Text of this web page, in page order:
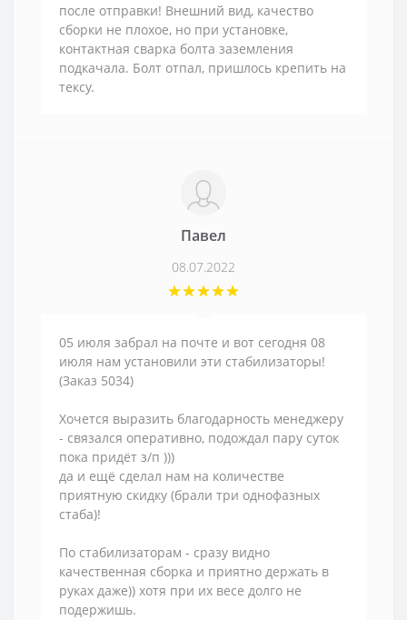
после отправки! Внешний вид, качество
сборки не плохое, но при установке,
контактная сварка болта заземления
подкачала. Болт отпал, пришлось крепить на
тексу.
Павел
08.07.2022
05 июля забрал на почте и вот сегодня 08
июля нам установили эти стабилизаторы!
(Заказ 5034)
Хочется выразить благодарность менеджеру
- связался оперативно, подождал пару суток
пока придёт з/п )))
да и ещё сделал нам на количестве
приятную скидку (брали три однофазных
стаба)!
По стабилизаторам - сразу видно
качественная сборка и приятно держать в
руках даже)) хотя при их весе долго не
подержишь.